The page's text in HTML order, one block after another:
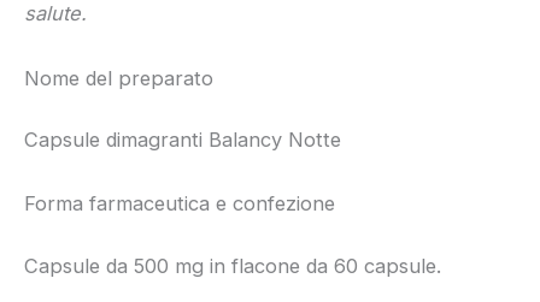
salute.
Nome del preparato
Capsule dimagranti Balancy Notte
Forma farmaceutica e confezione
Capsule da 500 mg in flacone da 60 capsule.